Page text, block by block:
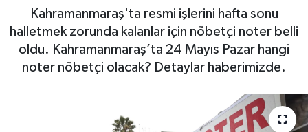
Kahramanmaraş'ta resmi işlerini hafta sonu
halletmek zorunda kalanlar için nöbetçi noter belli
oldu. Kahramanmaraş’ta 24 Mayıs Pazar hangi
noter nöbetçi olacak? Detaylar haberimizde.
Güncel
Haberde İnsan
Haber Arşivi